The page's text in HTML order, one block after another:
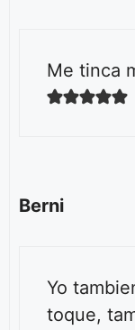
Me tinca
Berni
Yo
toque,